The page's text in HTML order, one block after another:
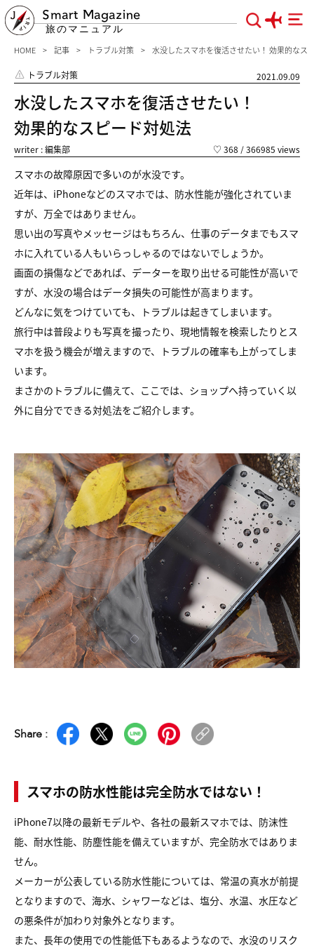
Smart Magazine
旅のマニュアル
HOME 記事 トラブル対策 水没したスマホを復活させたい！ 効果的なス
トラブル対策 2021.09.09
水没したスマホを復活させたい！
効果的なスピード対処法
writer : 編集部 ♡ 368 / 366985 views
スマホの故障原因で多いのが水没です。
近年は、iPhoneなどのスマホでは、防水性能が強化されていま
すが、万全ではありません。
思い出の写真やメッセージはもちろん、仕事のデータまでもスマ
ホに入れている人もいらっしゃるのではないでしょうか。
画面の損傷などであれば、データーを取り出せる可能性が高いで
すが、水没の場合はデータ損失の可能性が高まります。
どんなに気をつけていても、トラブルは起きてしまいます。
旅行中は普段よりも写真を撮ったり、現地情報を検索したりとス
マホを扱う機会が増えますので、トラブルの確率も上がってしま
います。
まさかのトラブルに備えて、ここでは、ショップへ持っていく以
外に自分でできる対処法をご紹介します。
Share :
スマホの防水性能は完全防水ではない！
iPhone7以降の最新モデルや、各社の最新スマホでは、防沫性
能、耐水性能、防塵性能を備えていますが、完全防水ではありま
せん。
メーカーが公表している防水性能については、常温の真水が前提
となりますので、海水、シャワーなどは、塩分、水温、水圧など
の悪条件が加わり対象外となります。
また、長年の使用での性能低下もあるようなので、水没のリスク